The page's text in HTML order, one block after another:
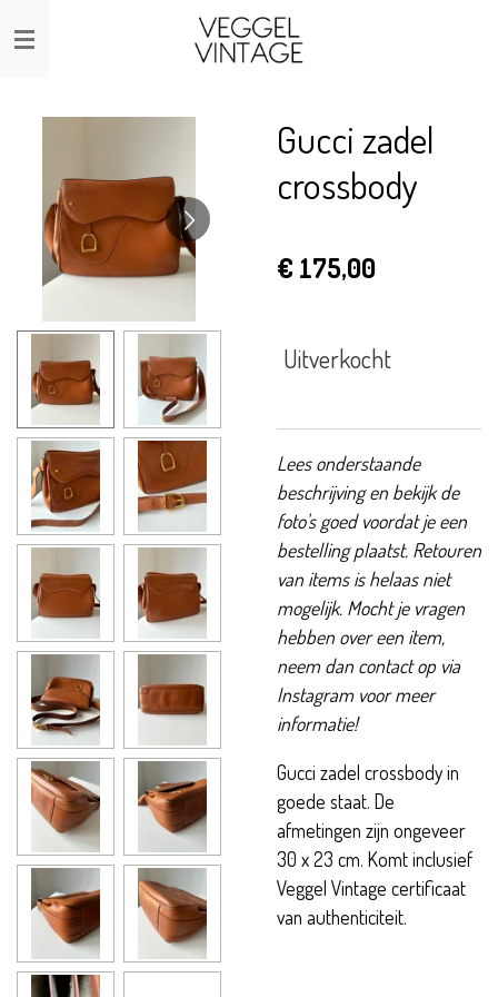
Ga
direct
Gucci zadel
crossbody
€ 175,00
Uitverkocht
Lees onderstaande
beschrijving en bekijk de
foto's goed voordat je een
bestelling plaatst. Retouren
van items is helaas niet
mogelijk. Mocht je vragen
hebben over een item,
neem dan contact op via
Instagram voor meer
informatie!
Gucci zadel crossbody in
goede staat. De
afmetingen zijn ongeveer
30 x 23 cm. Komt inclusief
Veggel Vintage certificaat
van authenticiteit.